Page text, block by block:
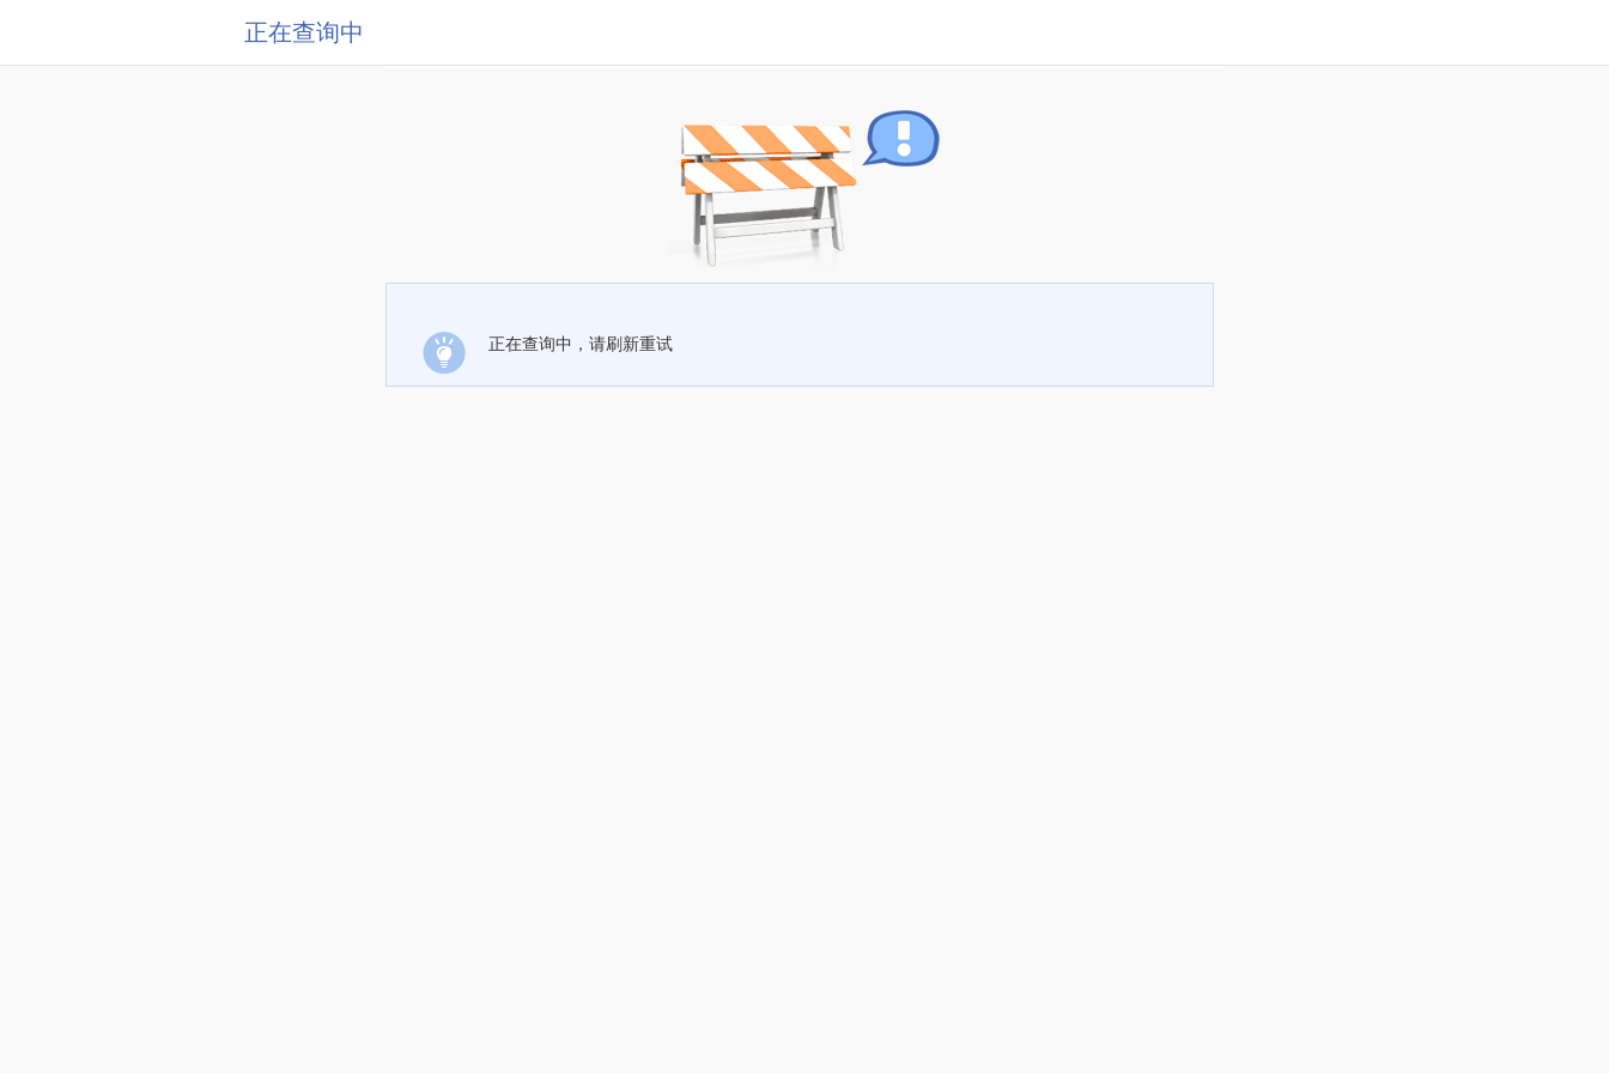
正在查询中
正在查询中，请刷新重试